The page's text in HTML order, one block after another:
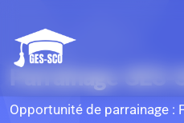
Parrainage GES-
Opportunité de parrainage :